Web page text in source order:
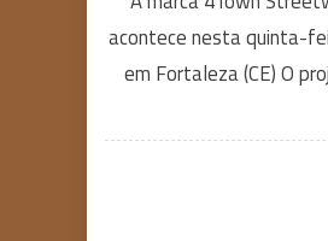
acontece nesta quinta-
em Fortaleza (CE) O